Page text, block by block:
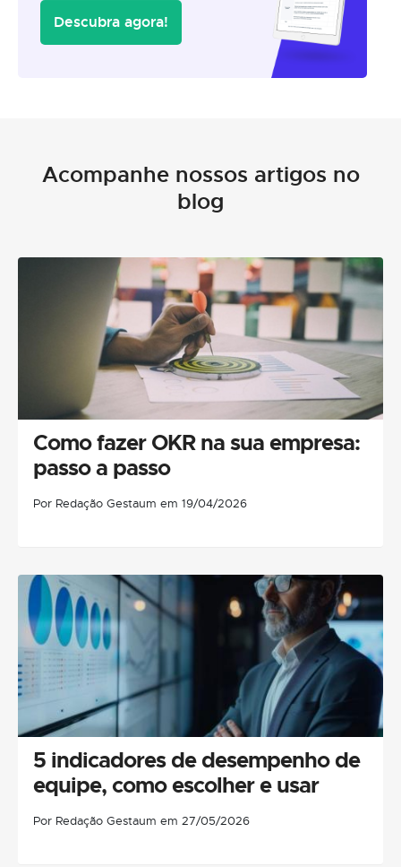
Descubra agora!
Acompanhe nossos artigos no
blog
Como fazer OKR na sua empresa:
passo a passo
Por Redação Gestaum em 19/04/2026
5 indicadores de desempenho de
equipe, como escolher e usar
Por Redação Gestaum em 27/05/2026